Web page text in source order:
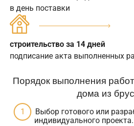
в день поставки
строительство за 14 дней
подписание акта выполненных
Порядок выполнения
дома из
Выбор готового или
индивидуального проекта.